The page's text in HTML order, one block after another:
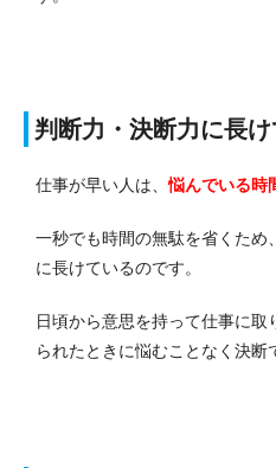
判断力・決断力に長
仕事が早い人は、悩んでいる時
一秒でも時間の無駄を省くため
に長けているのです。
日頃から意思を持って仕事に取
られたときに悩むことなく決断